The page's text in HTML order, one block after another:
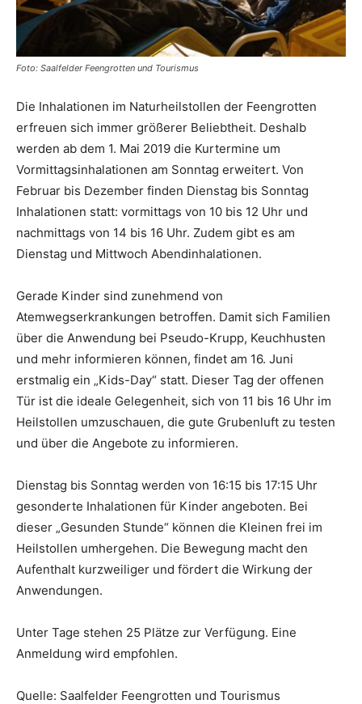
Foto: Saalfelder Feengrotten und Tourismus
Die Inhalationen im Naturheilstollen der Feengrotten
erfreuen sich immer größerer Beliebtheit. Deshalb
werden ab dem 1. Mai 2019 die Kurtermine um
Vormittagsinhalationen am Sonntag erweitert. Von
Februar bis Dezember finden Dienstag bis Sonntag
Inhalationen statt: vormittags von 10 bis 12 Uhr und
nachmittags von 14 bis 16 Uhr. Zudem gibt es am
Dienstag und Mittwoch Abendinhalationen.
Gerade Kinder sind zunehmend von
Atemwegserkrankungen betroffen. Damit sich Familien
über die Anwendung bei Pseudo-Krupp, Keuchhusten
und mehr informieren können, findet am 16. Juni
erstmalig ein „Kids-Day“ statt. Dieser Tag der offenen
Tür ist die ideale Gelegenheit, sich von 11 bis 16 Uhr im
Heilstollen umzuschauen, die gute Grubenluft zu testen
und über die Angebote zu informieren.
Dienstag bis Sonntag werden von 16:15 bis 17:15 Uhr
gesonderte Inhalationen für Kinder angeboten. Bei
dieser „Gesunden Stunde“ können die Kleinen frei im
Heilstollen umhergehen. Die Bewegung macht den
Aufenthalt kurzweiliger und fördert die Wirkung der
Anwendungen.
Unter Tage stehen 25 Plätze zur Verfügung. Eine
Anmeldung wird empfohlen.
Quelle: Saalfelder Feengrotten und Tourismus